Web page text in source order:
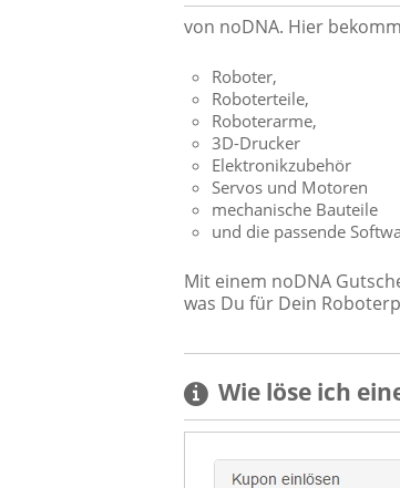
von noDNA. Hier
Roboter,
Roboterteile,
Roboterarme,
3D-Drucker
Elektronikzubehör
Servos und Motoren
mechanische Bauteile
und die passende
Mit einem noDNA
was Du für Dein
Wie löse ich